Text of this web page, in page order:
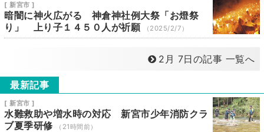
[ 新宮市 ]
暗闇に神火広がる 神倉神社例大祭「お燈祭
り」 上り子１４５０人が祈願
（2025/2/7）
2月 7日の記事 一覧へ
最新記事
[ 新宮市 ]
水難救助や増水時の対応 新宮市少年消防クラ
ブ夏季研修
（21時間前）